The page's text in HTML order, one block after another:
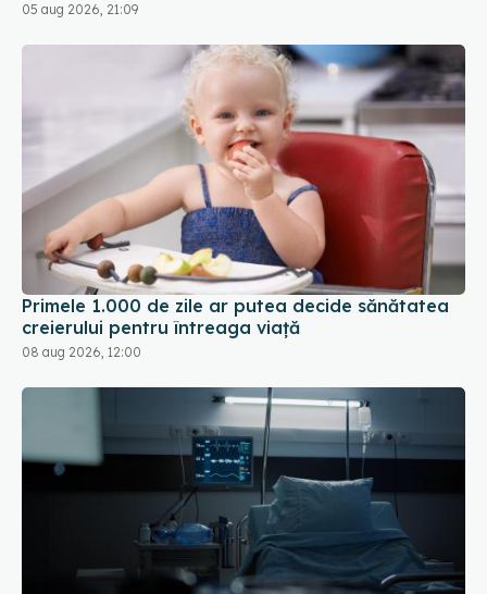
05 aug 2026, 21:09
Primele 1.000 de zile ar putea decide sănătatea
creierului pentru întreaga viață
08 aug 2026, 12:00